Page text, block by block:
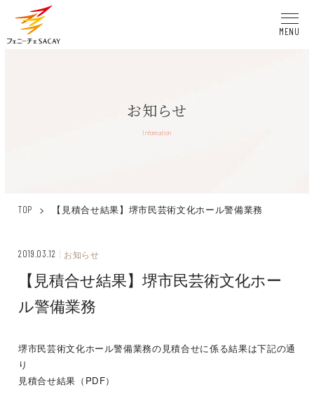
MENU
お知らせ
Information
TOP > 【見積合せ結果】堺市民芸術文化ホール警備業務
2019.03.12 お知らせ
【見積合せ結果】堺市民芸術文化ホー
ル警備業務
堺市民芸術文化ホール警備業務の見積合せに係る結果は下記の通
り
見積合せ結果（PDF）